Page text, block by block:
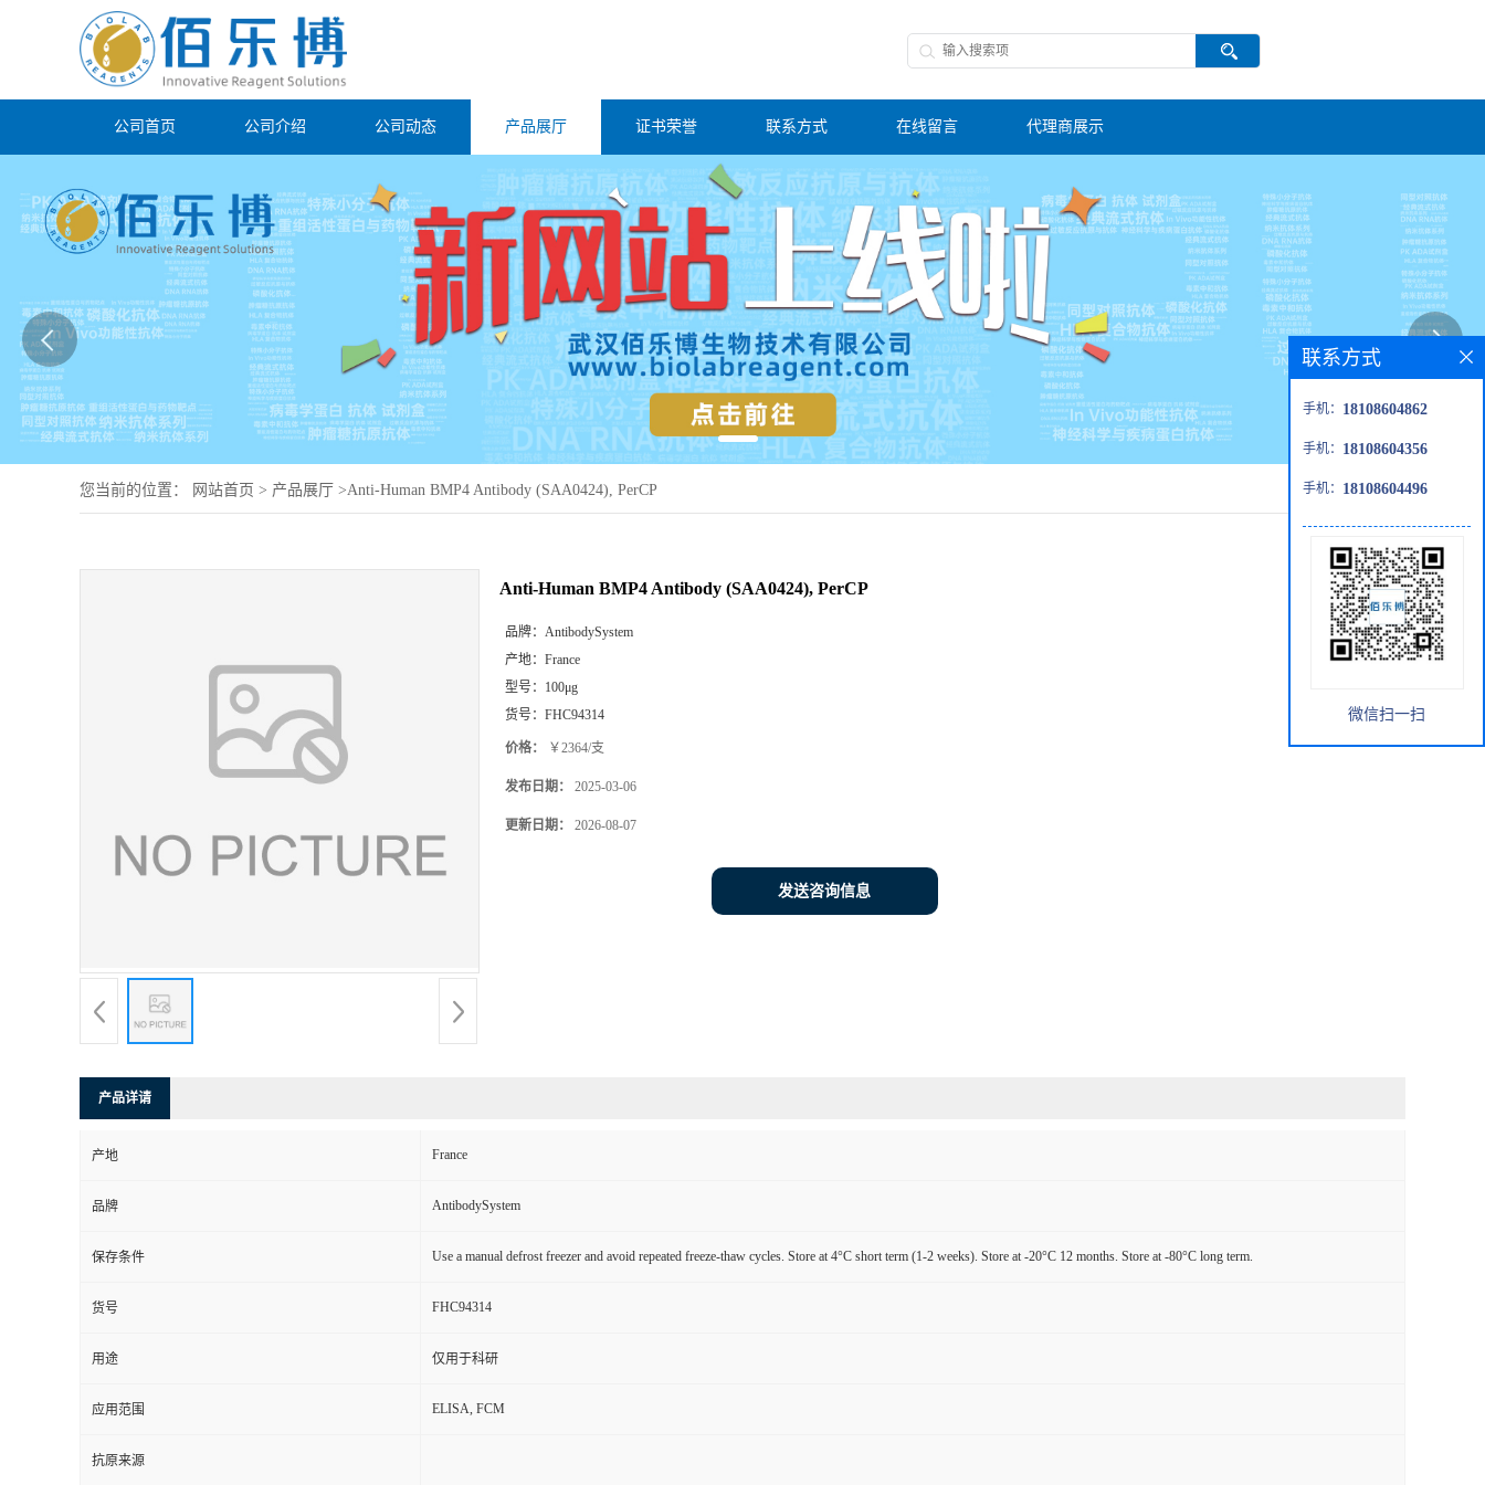
公司首页 公司介绍 公司动态 产品展厅 证书荣誉 联系方式 在线留言 代理商展示
您当前的位置： 网站首页 > 产品展厅 >Anti-Human BMP4 Antibody (SAA0424), PerCP
Anti-Human BMP4 Antibody (SAA0424), PerCP
品牌： AntibodySystem
产地： France
型号： 100μg
货号： FHC94314
价格： ￥2364/支
发布日期： 2025-03-06
更新日期： 2026-08-07
发送咨询信息
产品详请
产地 France
品牌 AntibodySystem
保存条件 Use a manual defrost freezer and avoid repeated freeze-thaw cycles. Store at 4°C short term (1-2 weeks). Store at -20°C 12 months. Store at -80°C long term.
货号 FHC94314
用途 仅用于科研
应用范围 ELISA, FCM
抗原来源
联系方式
手机： 18108604862
手机： 18108604356
手机： 18108604496
微信扫一扫